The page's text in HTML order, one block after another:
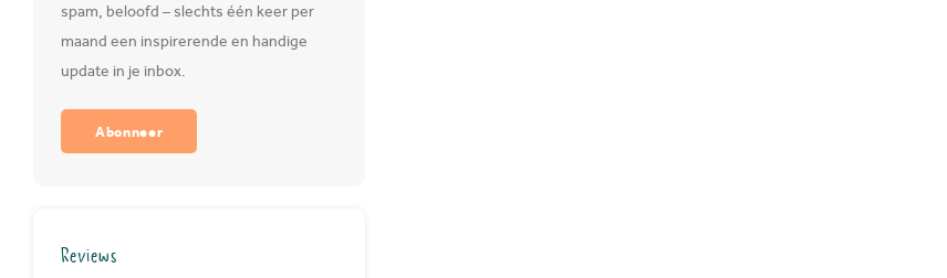
spam, beloofd – slechts één keer per
maand een inspirerende en handige
update in je inbox.
Abonneer
Reviews